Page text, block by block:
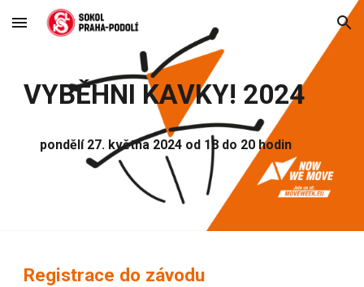
Skip to main content Skip to navigation
VYBĚHNI KAVKY! 2024
pondělí27. května 2024 od 18 do 20 hodin
Registrace do závodu